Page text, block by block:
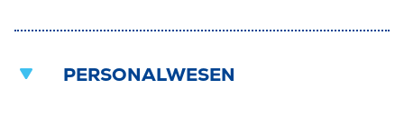
PERSONALWESEN